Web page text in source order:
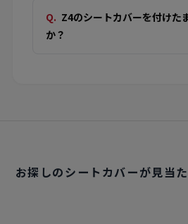
Z4のシートカバーを付けた
か？
お探しのシートカバーが見当